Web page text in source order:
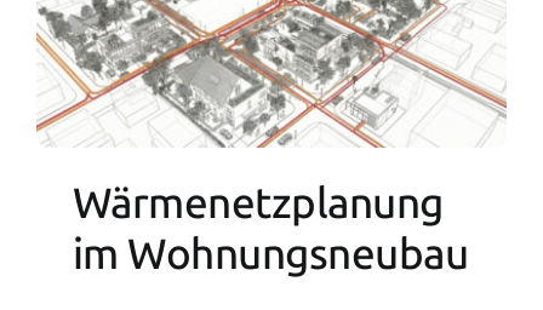
Wärmenetzplanung
im Wohnungsneubau